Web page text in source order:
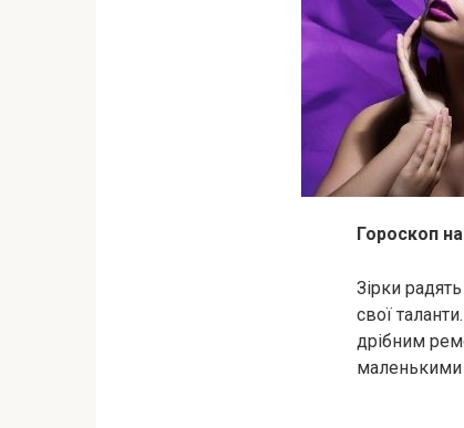
Гороскоп
Зірки
свої
дрібним
маленькими